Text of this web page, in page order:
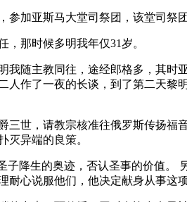
加亚斯马大堂司祭团，该堂司祭
，那时候多明我年仅31岁。
我随主教同往，途经郎格多，其
作了一夜的长谈，到了第二天
世，请教宗核准往俄罗斯传扬
灭异端的良策。
子降生的奥迹，否认圣事的价值
心说服他们，他决定献身从事这